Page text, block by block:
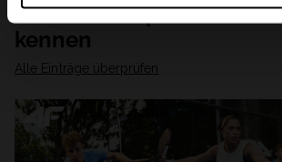
Lernen Sie Sport von
kennen
Alle Einträge überprüfen